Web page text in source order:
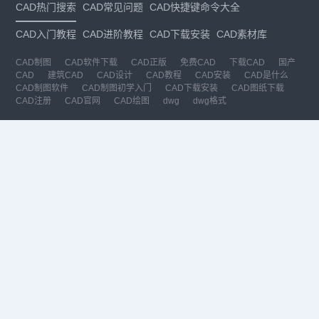
CAD热门搜索 CAD常见问题 CAD快捷键命令大全
CAD入门教程 CAD进阶教程 CAD下载安装 CAD素材库
CAD制图 CAD软件下载 CAD正版 免费CAD 下载CAD
国产
CAD
建筑CAD CAD设计 CAD教程 CAD安装
CAD是什么
CAD制图软件
CAD制图初学入门 CAD下载安装
CAD图纸下载
CAD注册
CAD官网 CAD绘图 dwg dwg格式